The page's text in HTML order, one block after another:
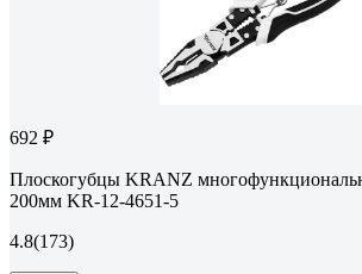
692 ₽
Плоскогубцы KRANZ
200мм KR-12-4651-5
4.8(173)